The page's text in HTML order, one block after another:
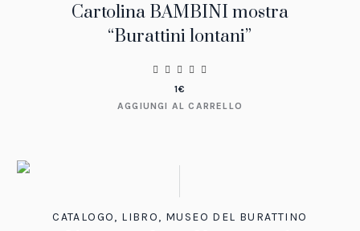
Cartolina BAMBINI mostra
“Burattini lontani”
1€
AGGIUNGI AL CARRELLO
CATALOGO, LIBRO, MUSEO DEL BURATTINO